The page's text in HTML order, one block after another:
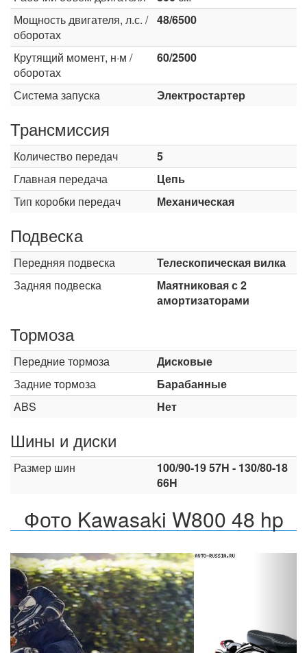
Мощность двигателя, л.с. /
оборотах
48/6500
Крутящий момент, н·м /
оборотах
60/2500
Система запуска Электростартер
Трансмиссия
Количество передач
5
Главная передача
Цепь
Тип коробки передач
Механическая
Подвеска
Передняя подвеска
Телескопическая вилка
Задняя подвеска
Маятниковая с 2
амортизаторами
Тормоза
Передние тормоза
Дисковые
Задние тормоза
Барабанные
ABS
Нет
Шины и диски
Размер шин
100/90-19 57H - 130/80-18
66H
Фото Kawasaki W800 48 hp
Назад